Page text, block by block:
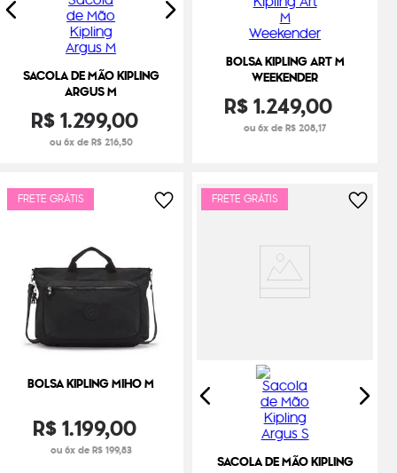
SACOLA DE MÃO KIPLING
ARGUS M
R$1.299,00
ou 6x de R$ 216,50
BOLSA KIPLING ART M
WEEKENDER
R$1.249,00
ou 6x de R$ 208,17
FRETE GRÁTIS
BOLSA KIPLING MIHO M
R$1.199,00
ou 6x de R$ 199,83
FRETE GRÁTIS
SACOLA DE MÃO KIPLING